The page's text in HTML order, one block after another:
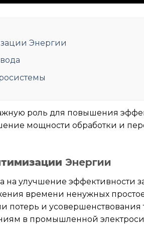
Энергии
роль для повышения
мощности обработки и
Энергии
улучшение эффективности
времени ненужных
и усовершенствования
в промышленной